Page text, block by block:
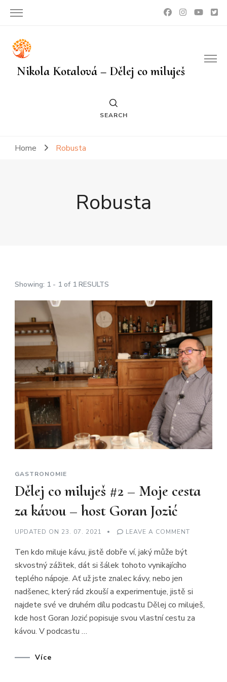
Nikola Kotalová – Dělej co miluješ
SEARCH
Home Robusta
Robusta
Showing: 1 - 1 of 1 RESULTS
GASTRONOMIE
Dělej co miluješ #2 – Moje cesta
za kávou – host Goran Jozić
UPDATED ON 23. 07. 2021 LEAVE A COMMENT
ZA
KÁVOU
–
HOST
GORAN
Ten kdo miluje kávu, jistě dobře ví, jaký může být
skvostný zážitek, dát si šálek tohoto vynikajícího
teplého nápoje. Ať už jste znalec kávy, nebo jen
nadšenec, který rád zkouší a experimentuje, jistě si
najdete své ve druhém dílu podcastu Dělej co miluješ,
kde host Goran Jozić popisuje svou vlastní cestu za
kávou. V podcastu …
Více